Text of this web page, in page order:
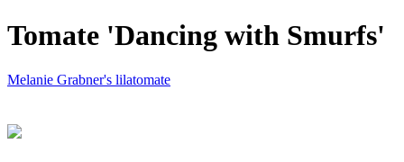
Tomate 'Dancing with Smurfs'
Melanie Grabner's lilatomate